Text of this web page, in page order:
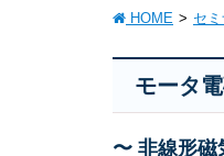
HOME セ
モータ
〜 非線形